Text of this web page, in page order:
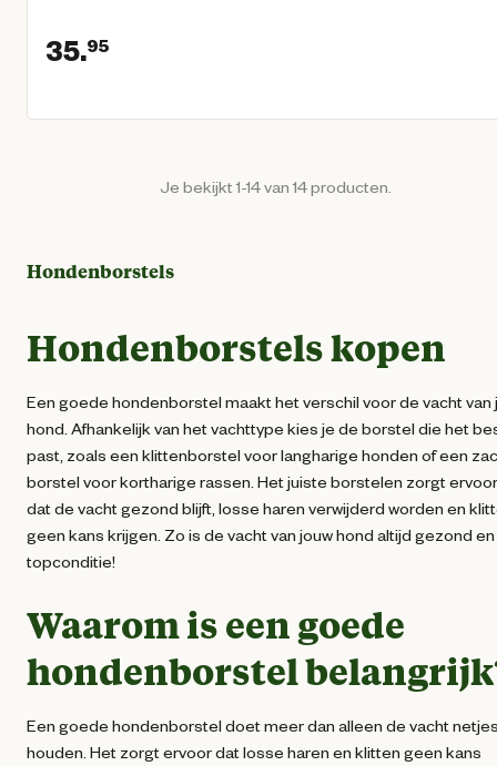
35.95
Huidige prijs € 35,95
Je bekijkt 1-14 van 14 producten.
Hondenborstels
Hondenborstels kopen
Een goede hondenborstel maakt het verschil voor de vacht van
hond. Afhankelijk van het vachttype kies je de borstel die het
past, zoals een klittenborstel voor langharige honden of een
borstel voor kortharige rassen. Het juiste borstelen zorgt ervoor
dat de vacht gezond blijft, losse haren verwijderd worden en
geen kans krijgen. Zo is de vacht van jouw hond altijd gezond en
topconditie!
Waarom is een goede
hondenborstel
Een goede hondenborstel doet meer dan alleen de vacht
houden. Het zorgt ervoor dat losse haren en klitten geen kans